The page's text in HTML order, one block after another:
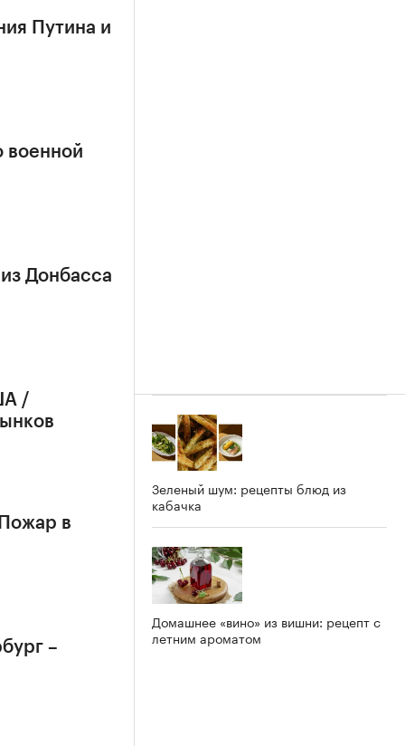
Путина и
военной
Донбасса
/
в
–
Зеленый шум: рецепты блюд из
кабачка
Домашнее «вино» из вишни: рецепт с
летним ароматом